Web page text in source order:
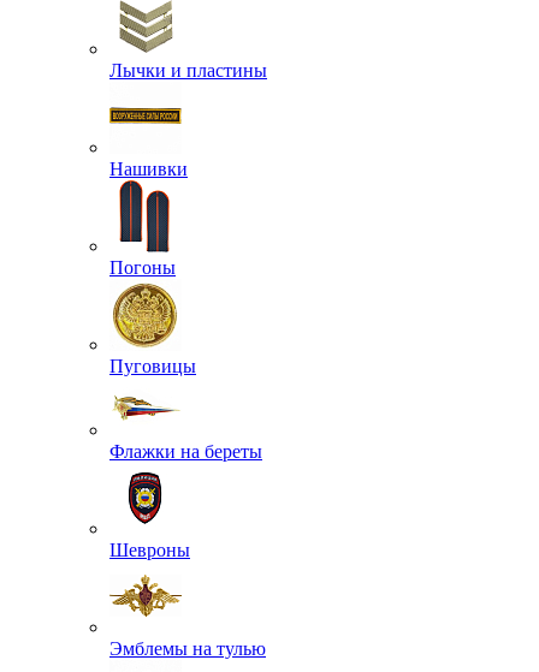
Лычки и пластины
Нашивки
Погоны
Пуговицы
Флажки на береты
Шевроны
Эмблемы на тулью